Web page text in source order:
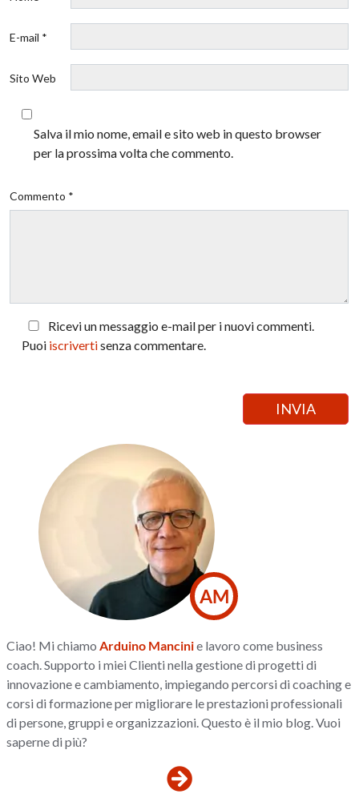
E-mail *
Sito Web
Salva il mio nome, email e sito web in questo browser
per la prossima volta che commento.
Commento *
Ricevi un messaggio e-mail per i nuovi commenti.
Puoi iscrivertisenza commentare.
AM
Ciao! Mi chiamo Arduino Mancinie lavoro come business
coach. Supporto i miei Clienti nella gestione di progetti di
innovazione e cambiamento, impiegando percorsi di coaching e
corsi di formazione per migliorare le prestazioni professionali
di persone, gruppi e organizzazioni. Questo è il mio blog. Vuoi
saperne di più?